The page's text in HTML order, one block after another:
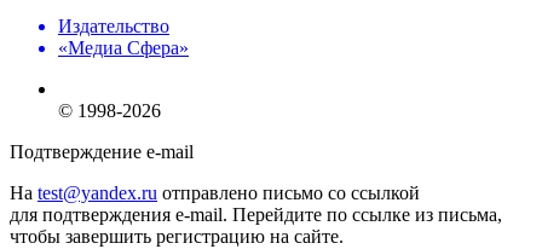
Издательство
«Медиа Сфера»
© 1998-2026
Подтверждение e-mail
На test@yandex.ru отправлено письмо со ссылкой
для подтверждения e-mail. Перейдите по ссылке из письма,
чтобы завершить регистрацию на сайте.